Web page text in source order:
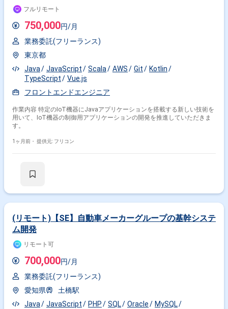
フルリモート
750,000円/月
業務委託(フリーランス)
東京都
Java
JavaScript Scala AWS Git
Kotlin
TypeScript
Vue.js
フロントエンドエンジニア
作業内容 特定のIoT機器にJavaアプリケーションを搭載する新しい技術を
用いて、IoT機器の制御用アプリケーションの開発を推進していただきま
す。
1ヶ月前・ 提供元: フリコン
(リモート)【SE】自動車メーカーグループの基幹システ
ム開発
リモート可
700,000円/月
業務委託(フリーランス)
愛知県
土橋駅
Java
JavaScript PHP SQL Oracle
MySQL
Vue.js jQuery
HTML
CSS
その他の職種から探す
フロントエンドエンジニア
バックエンドエンジニア
スマホアプリエンジニア